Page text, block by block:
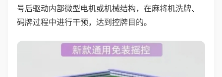
号后驱动内部微型电机或机械结构，在麻将机洗牌、
码牌过程中进行干预，达到控牌目的。